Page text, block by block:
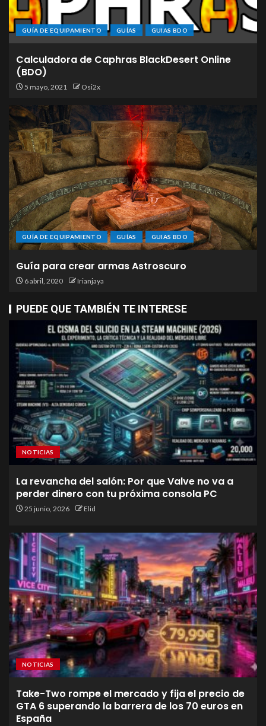
GUÍA DE EQUIPAMIENTO GUÍAS GUIAS BDO
Calculadora de Caphras BlackDesert Online
(BDO)
5 mayo, 2021 Osi2x
GUÍA DE EQUIPAMIENTO GUÍAS GUIAS BDO
Guía para crear armas Astroscuro
6 abril, 2020 Irianjaya
PUEDE QUE TAMBIÉN TE INTERESE
NOTICIAS
La revancha del salón: Por que Valve no va a
perder dinero con tu próxima consola PC
25 junio, 2026 Elid
NOTICIAS
Take-Two rompe el mercado y fija el precio de
GTA 6 superando la barrera de los 70 euros en
España